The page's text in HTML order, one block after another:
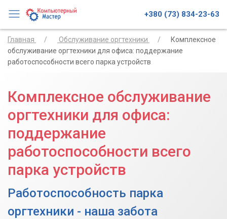
+380 (73) 834-23-63
Главная Обслуживание оргтехники
Комплексное
обслуживание оргтехники для офиса: поддержание
работоспособности всего парка устройств
Комплексное обслуживание
оргтехники для офиса:
поддержание
работоспособности всего
парка устройств
Работоспособность парка
оргтехники - наша забота